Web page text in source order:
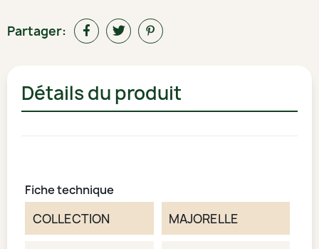
Partager:
Détails du produit
Fiche technique
COLLECTION MAJORELLE